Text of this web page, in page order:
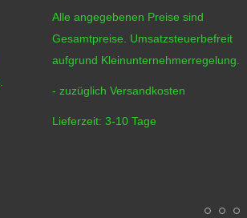
Alle angegebenen Preise sind
Gesamtpreise. Umsatzsteuerbefreit
aufgrund Kleinunternehmerregelung.
- zuzüglich Versandkosten
Lieferzeit: 3-10 Tage